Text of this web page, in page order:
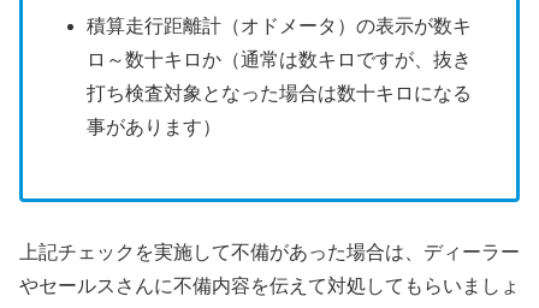
積算走行距離計（オドメータ）の表示が数キ
ロ～数十キロか（通常は数キロですが、抜き
打ち検査対象となった場合は数十キロになる
事があります）
上記チェックを実施して不備があった場合は、ディーラー
やセールスさんに不備内容を伝えて対処してもらいましょ